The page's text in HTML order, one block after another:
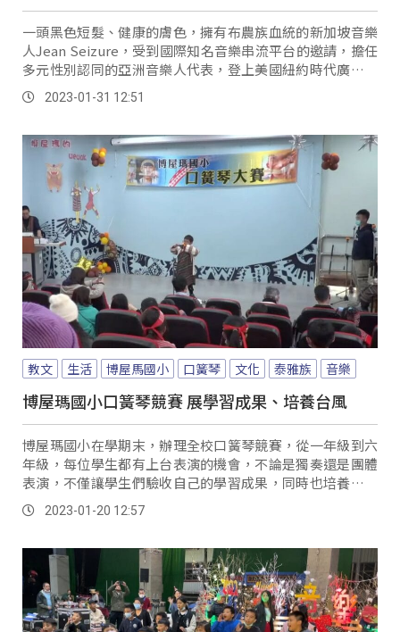
一頭黑色短髮、健康的膚色，擁有布農族血統的新加坡音樂
人Jean Seizure，受到國際知名音樂串流平台的邀請，擔任
多元性別認同的亞洲音樂人代表，登上美國紐約時代廣場的
巨型廣告，寫下她音樂創作生涯的里程碑。
2023-01-31 12:51
教文 生活 博屋馬國小 口簧琴 文化 泰雅族 音樂
博屋瑪國小口簧琴競賽 展學習成果、培養台風
博屋瑪國小在學期末，辦理全校口簧琴競賽，從一年級到六
年級，每位學生都有上台表演的機會，不論是獨奏還是團體
表演，不僅讓學生們驗收自己的學習成果，同時也培養學生
們互助合作的精神與台風。
2023-01-20 12:57